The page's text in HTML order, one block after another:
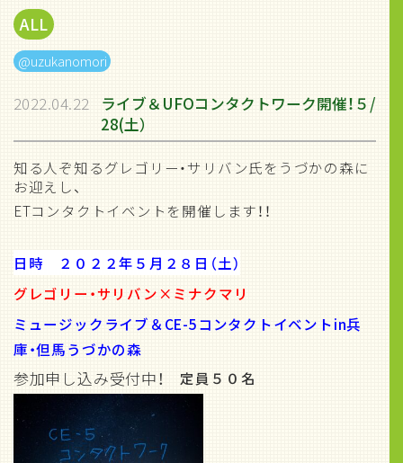
ALL
@uzukanomori
2022.04.22
ライブ＆UFOコンタクトワーク開催！５/
28(土）
知る人ぞ知るグレゴリー・サリバン氏をうづかの森に
お迎えし、
ETコンタクトイベントを開催します！！
日時 ２０２２年５月２８日（土）
グレゴリー・サリバン×ミナクマリ
ミュージックライブ＆CE-5コンタクトイベントin兵
庫・但馬うづかの森
参加申し込み受付中！ 定員５０名